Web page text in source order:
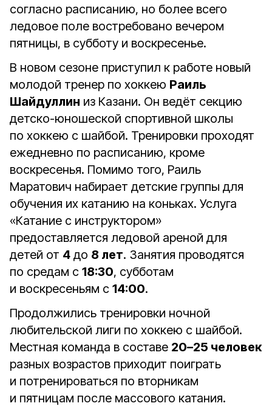
согласно расписанию, но более всего
ледовое поле востребовано вечером
пятницы, в субботу и воскресенье.
В новом сезоне приступил к работе новый
молодой тренер по хоккею Раиль
Шайдуллин из Казани. Он ведёт секцию
детско-юношеской спортивной школы
по хоккею с шайбой. Тренировки проходят
ежедневно по расписанию, кроме
воскресенья. Помимо того, Раиль
Маратович набирает детские группы для
обучения их катанию на коньках. Услуга
«Катание с инструктором»
предоставляется ледовой ареной для
детей от 4 до 8 лет. Занятия проводятся
по средам с 18:30, субботам
и воскресеньям с 14:00.
Продолжились тренировки ночной
любительской лиги по хоккею с шайбой.
Местная команда в составе 20–25 человек
разных возрастов приходит поиграть
и потренироваться по вторникам
и пятницам после массового катания.